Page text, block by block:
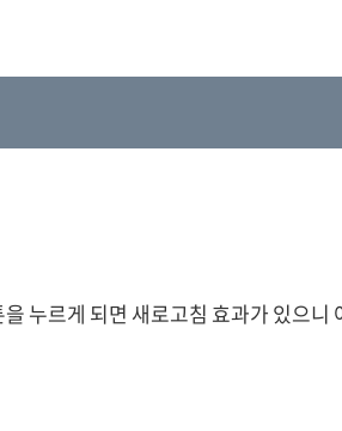
누르게 되면 새로고침 효과가 있으니